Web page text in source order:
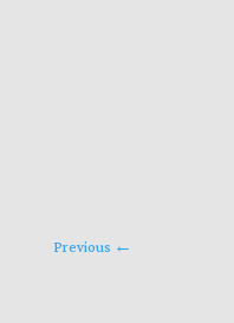
←
Previous